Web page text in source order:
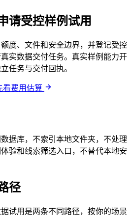
请受控样例试用
度、文件和安全边界，并登记受控
实数据交付任务。真实样例能力开
任务与交付回执。
看费用估算
据库，不索引本地文件夹，不处理
验和线索筛选入口，不替代本地安
径
试用是两条不同路径，按你的场景